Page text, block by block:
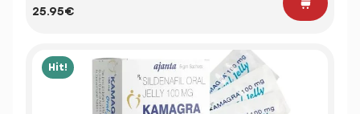
25.95€
Hit!